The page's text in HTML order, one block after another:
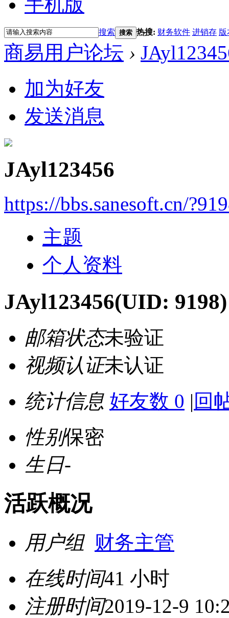
搜索 搜索 热搜: 财务软件 进销存 版
商易用户论坛 ›
加为好友
发送消息
JAyl123456
https://bbs.sanesoft.cn/
主题
个人资料
JAyl123456(UID: 9198)
邮箱状态未验证
视频认证未认证
统计信息 好友数 0 | 回
性别保密
生日-
活跃概况
用户组 财务主管
在线时间41 小时
注册时间2019-12-9